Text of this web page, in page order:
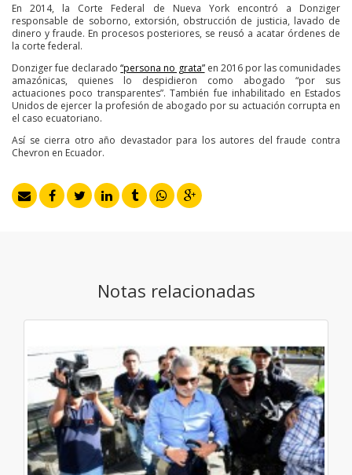
En 2014, la Corte Federal de Nueva York encontró a Donziger
responsable de soborno, extorsión, obstrucción de justicia, lavado de
dinero y fraude. En procesos posteriores, se reusó a acatar órdenes de
la corte federal.
Donziger fue declarado“persona no grata”en 2016 por las comunidades
amazónicas, quienes lo despidieron como abogado “por sus
actuaciones poco transparentes”. También fue inhabilitado en Estados
Unidos de ejercer la profesión de abogado por su actuación corrupta en
el caso ecuatoriano.
Así se cierra otro año devastador para los autores del fraude contra
Chevron en Ecuador.
Notas relacionadas